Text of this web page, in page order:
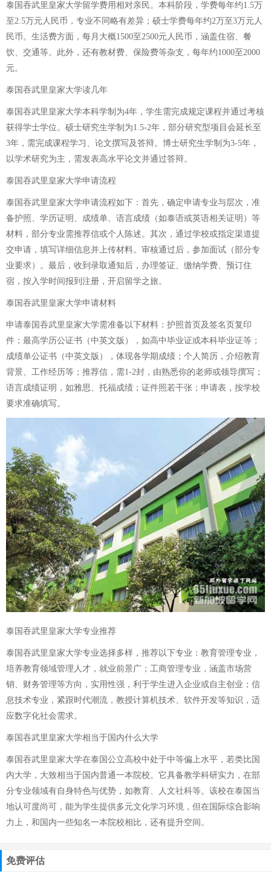
泰国吞武里皇家大学留学费用相对亲民。本科阶段，学费每年约1.5万
至2.5万元人民币，专业不同略有差异；硕士学费每年约2万至3万元人
民币。生活费方面，每月大概1500至2500元人民币，涵盖住宿、餐
饮、交通等。此外，还有教材费、保险费等杂支，每年约1000至2000
元。
泰国吞武里皇家大学读几年
泰国吞武里皇家大学本科学制为4年，学生需完成规定课程并通过考核
获得学士学位。硕士研究生学制为1.5-2年，部分研究型项目会延长至
3年，需完成课程学习、论文撰写及答辩。博士研究生学制为3-5年，
以学术研究为主，需发表高水平论文并通过答辩。
泰国吞武里皇家大学申请流程
泰国吞武里皇家大学申请流程如下：首先，确定申请专业与层次，准
备护照、学历证明、成绩单、语言成绩（如泰语或英语相关证明）等
材料，部分专业需推荐信或个人陈述。其次，通过学校或指定渠道提
交申请，填写详细信息并上传材料。审核通过后，参加面试（部分专
业要求）。最后，收到录取通知后，办理签证、缴纳学费、预订住
宿，按入学时间报到注册，开启留学之旅。
泰国吞武里皇家大学申请材料
申请泰国吞武里皇家大学需准备以下材料：护照首页及签名页复印
件；最高学历公证书（中英文版），如高中毕业证或本科毕业证等；
成绩单公证书（中英文版），体现各学期成绩；个人简历，介绍教育
背景、工作经历等；推荐信，需1-2封，由熟悉你的老师或领导撰写；
语言成绩证明，如雅思、托福成绩；证件照若干张；申请表，按学校
要求准确填写。
泰国吞武里皇家大学专业推荐
泰国吞武里皇家大学专业选择多样，推荐以下专业：教育管理专业，
培养教育领域管理人才，就业前景广；工商管理专业，涵盖市场营
销、财务管理等方向，实用性强，利于学生进入企业或自主创业；信
息技术专业，紧跟时代潮流，教授计算机技术、软件开发等知识，适
应数字化社会需求。
泰国吞武里皇家大学相当于国内什么大学
泰国吞武里皇家大学在泰国公立高校中处于中等偏上水平，若类比国
内大学，大致相当于国内普通一本院校。它具备教学科研实力，在部
分专业领域有自身特色与优势，如教育、人文社科等。该校在泰国当
地认可度尚可，能为学生提供多元文化学习环境，但在国际综合影响
力上，和国内一些知名一本院校相比，还有提升空间。
免费评估